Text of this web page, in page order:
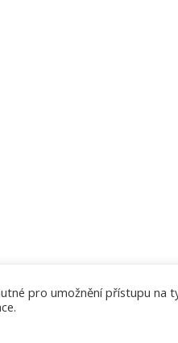
pro umožnění přístupu na